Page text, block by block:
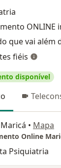
ONLINE
que vai além
fiéis
disponível
Maricá • Mapa
Online
Psiquiatria